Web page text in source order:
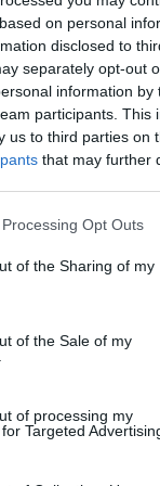
on personal
disclosed to
separately opt-out
information by
participants. This
us to third parties on
that may further
Opt Outs
of the Sharing of my
of the Sale of my
of processing my
Targeted